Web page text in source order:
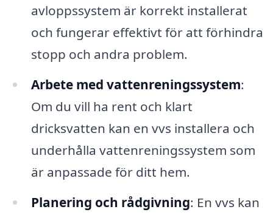
avloppssystem är korrekt installerat
och fungerar effektivt för att förhindra
stopp och andra problem.
Arbete med vattenreningssystem:
Om du vill ha rent och klart
dricksvatten kan en vvs installera och
underhålla vattenreningssystem som
är anpassade för ditt hem.
Planering och rådgivning: En vvs kan